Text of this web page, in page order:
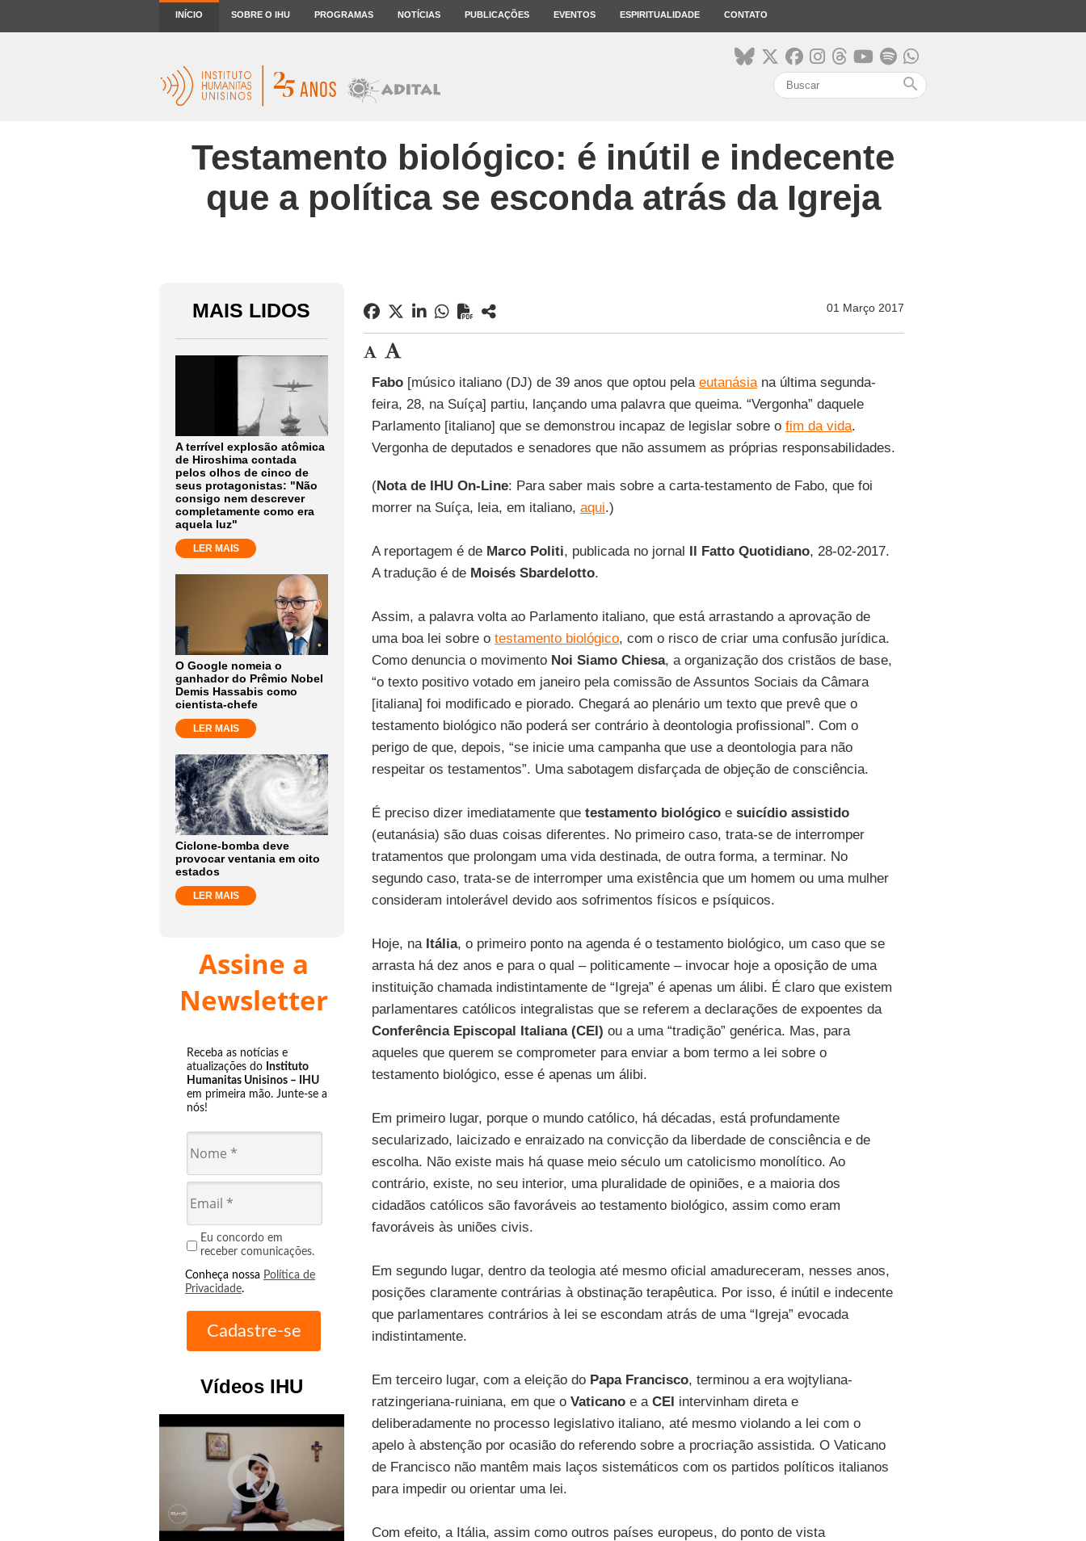
INÍCIO SOBRE O IHU PROGRAMAS NOTÍCIAS PUBLICAÇÕES EVENTOS ESPIRITUALIDADE CONTATO
search
Testamento biológico: é inútil e indecente
que a política se esconda atrás da Igreja
MAIS LIDOS
A terrível explosão atômica
de Hiroshima contada
pelos olhos de cinco de
seus protagonistas: "Não
consigo nem descrever
completamente como era
aquela luz"
LER MAIS
O Google nomeia o
ganhador do Prêmio Nobel
Demis Hassabis como
cientista-chefe
LER MAIS
Ciclone-bomba deve
provocar ventania em oito
estados
LER MAIS
Assine a
Newsletter
Receba as notícias e
atualizações do Instituto
Humanitas Unisinos – IHU
em primeira mão. Junte-se a
nós!
Eu concordo em
receber comunicações.
Conheça nossa Política de
Privacidade.
Vídeos IHU
play_circle_outline
01 Março 2017
Fabo[músico italiano (DJ) de 39 anos que optou pela eutanásiana última segunda-
feira, 28, na Suíça] partiu, lançando uma palavra que queima. “Vergonha” daquele
Parlamento [italiano] que se demonstrou incapaz de legislar sobre o fim da vida.
Vergonha de deputados e senadores que não assumem as próprias responsabilidades.
(Nota de IHU On-Line: Para saber mais sobre a carta-testamento de Fabo, que foi
morrer na Suíça, leia, em italiano, aqui.)
A reportagem é de Marco Politi, publicada no jornal Il Fatto Quotidiano, 28-02-2017.
A tradução é de Moisés Sbardelotto.
Assim, a palavra volta ao Parlamento italiano, que está arrastando a aprovação de
uma boa lei sobre o testamento biológico, com o risco de criar uma confusão jurídica.
Como denuncia o movimento Noi Siamo Chiesa, a organização dos cristãos de base,
“o texto positivo votado em janeiro pela comissão de Assuntos Sociais da Câmara
[italiana] foi modificado e piorado. Chegará ao plenário um texto que prevê que o
testamento biológico não poderá ser contrário à deontologia profissional”. Com o
perigo de que, depois, “se inicie uma campanha que use a deontologia para não
respeitar os testamentos”. Uma sabotagem disfarçada de objeção de consciência.
É preciso dizer imediatamente que testamento biológicoe suicídio assistido
(eutanásia) são duas coisas diferentes. No primeiro caso, trata-se de interromper
tratamentos que prolongam uma vida destinada, de outra forma, a terminar. No
segundo caso, trata-se de interromper uma existência que um homem ou uma mulher
consideram intolerável devido aos sofrimentos físicos e psíquicos.
Hoje, na Itália, o primeiro ponto na agenda é o testamento biológico, um caso que se
arrasta há dez anos e para o qual – politicamente – invocar hoje a oposição de uma
instituição chamada indistintamente de “Igreja” é apenas um álibi. É claro que existem
parlamentares católicos integralistas que se referem a declarações de expoentes da
Conferência Episcopal Italiana (CEI) ou a uma “tradição” genérica. Mas, para
aqueles que querem se comprometer para enviar a bom termo a lei sobre o
testamento biológico, esse é apenas um álibi.
Em primeiro lugar, porque o mundo católico, há décadas, está profundamente
secularizado, laicizado e enraizado na convicção da liberdade de consciência e de
escolha. Não existe mais há quase meio século um catolicismo monolítico. Ao
contrário, existe, no seu interior, uma pluralidade de opiniões, e a maioria dos
cidadãos católicos são favoráveis ao testamento biológico, assim como eram
favoráveis às uniões civis.
Em segundo lugar, dentro da teologia até mesmo oficial amadureceram, nesses anos,
posições claramente contrárias à obstinação terapêutica. Por isso, é inútil e indecente
que parlamentares contrários à lei se escondam atrás de uma “Igreja” evocada
indistintamente.
Em terceiro lugar, com a eleição do Papa Francisco, terminou a era wojtyliana-
ratzingeriana-ruiniana, em que o Vaticanoe a CEI intervinham direta e
deliberadamente no processo legislativo italiano, até mesmo violando a lei com o
apelo à abstenção por ocasião do referendo sobre a procriação assistida. O Vaticano
de Francisco não mantêm mais laços sistemáticos com os partidos políticos italianos
para impedir ou orientar uma lei.
Com efeito, a Itália, assim como outros países europeus, do ponto de vista